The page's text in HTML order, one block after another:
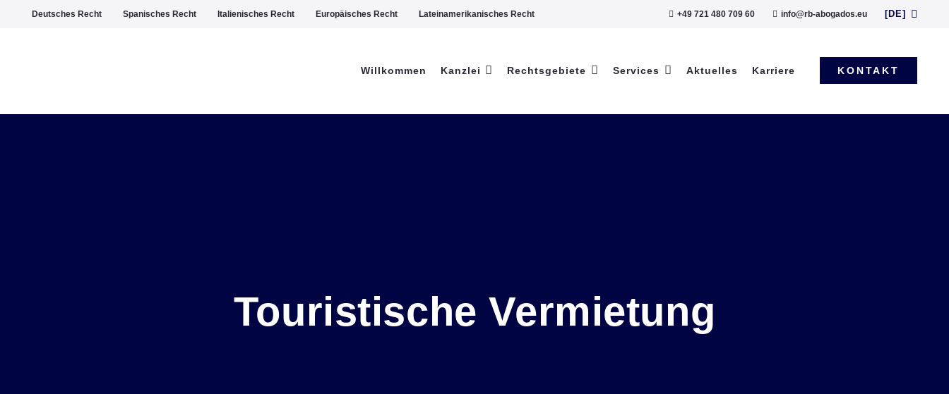
Deutsches Recht Spanisches Recht Italienisches Recht Europäisches Recht Lateinamerikanisches Recht +49 721 480 709 60 info@rb-abogados.eu [DE]
Willkommen Kanzlei Rechtsgebiete Services Aktuelles Karriere KONTAKT
Touristische Vermietung